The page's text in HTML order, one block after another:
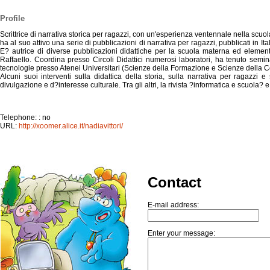
Profile
Scrittrice di narrativa storica per ragazzi, con un'esperienza ventennale nella
ha al suo attivo una serie di pubblicazioni di narrativa per ragazzi, pubblicati in
E? autrice di diverse pubblicazioni didattiche per la scuola materna ed
Raffaello. Coordina presso Circoli Didattici numerosi laboratori, ha tenuto
tecnologie presso Atenei Universitari (Scienze della Formazione e Scienze della
Alcuni suoi interventi sulla didattica della storia, sulla narrativa per ragazzi
divulgazione e d?interesse culturale. Tra gli altri, la rivista ?informatica e scuola?
Telephone: : no
URL: http://xoomer.alice.it/nadiavittori/
Contact
E-mail address:
Enter your message: